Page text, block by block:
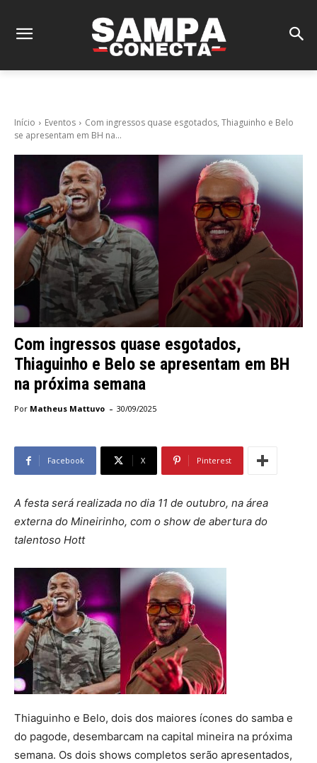
Início Eventos
Com ingressos quase esgotados, Thiaguinho e Belo
se apresentam em BH na...
Com ingressos quase esgotados,
Thiaguinho e Belo se apresentam em BH
na próxima semana
Por Matheus Mattuvo - 30/09/2025
Facebook X Pinterest
A festa será realizada no dia 11 de outubro, na área
externa do Mineirinho, com o show de abertura do
talentoso Hott
Thiaguinho e Belo, dois dos maiores ícones do samba e
do pagode, desembarcam na capital mineira na próxima
semana. Os dois shows completos serão apresentados,